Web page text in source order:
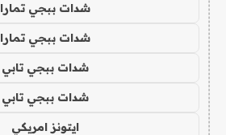
شدات ببجي تمارا
شدات ببجي تمارا
شدات ببجي تابي
شدات ببجي تابي
ايتونز امريكي